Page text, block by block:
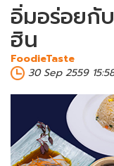
อิ่มอร่อยกั
ฮิน
FoodieTaste
30 Sep 2559